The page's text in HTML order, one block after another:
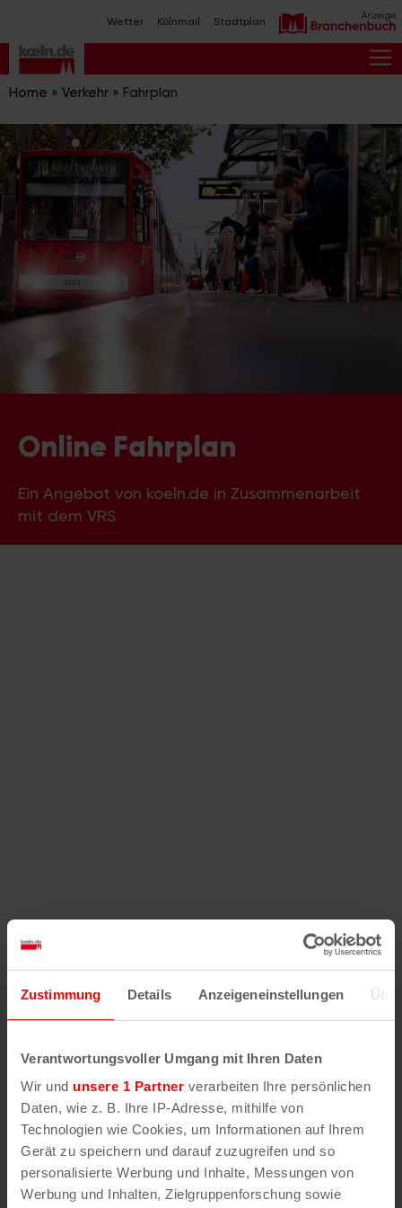
Zustimmung Details Anzeigeneinstellungen
Verantwortungsvoller Umgang mit Ihren Daten
Wir und unsere 1 Partner verarbeiten Ihre persönlichen
Daten, wie z. B. Ihre IP-Adresse, mithilfe von
Technologien wie Cookies, um Informationen auf Ihrem
Gerät zu speichern und darauf zuzugreifen und so
personalisierte Werbung und Inhalte, Messungen von
Werbung und Inhalten, Zielgruppenforschung sowie
Inhalt
springen
Wetter Kölnmail Stadtplan
Home » Verkehr » Fahrplan
Online Fahrplan
Ein Angebot von koeln.de in Zusammenarbeit
mit dem VRS